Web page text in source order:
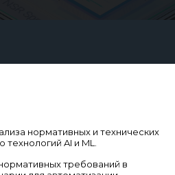
нормативных и технических
AI и ML.
требований в